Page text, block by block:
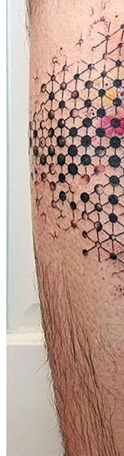
武汉老兵纹身微信
： 服务号：
文资讯！精美纹
问千万素材的微